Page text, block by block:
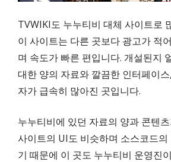
TVWIKI도 누누티비 대체 사이트로
이 사이트는 다른 곳보다 광고가 적
며 속도가 빠른 편입니다. 개설된지
대한 양의 자료와 깔끔한 인터페이
자가 급속히 많아진 곳입니다.
누누티비에 있던 자료의 양과 콘텐
사이트의 UI도 비슷하며 소스코드
기 때문에 이 곳도 누누티비 운영진